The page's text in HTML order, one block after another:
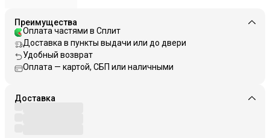
Преимущества
Оплата частями в Сплит
Доставка в пункты выдачи или до двери
Удобный возврат
Оплата — картой, СБП или наличными
Доставка